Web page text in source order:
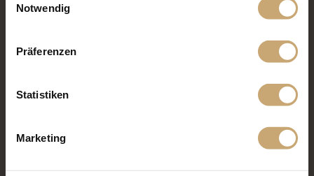
Notwendig
Präferenzen
Statistiken
Marketing
Ein Wohnhaus in Paris mit